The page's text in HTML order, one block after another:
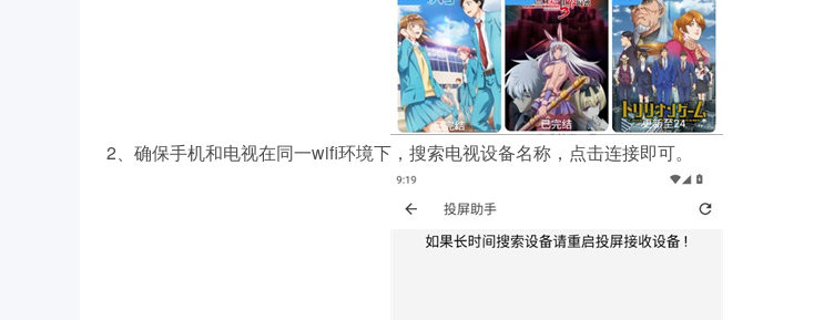
2、确保手机和电视在同一wifi环境下，搜索电视设备名称，点击连接即可。